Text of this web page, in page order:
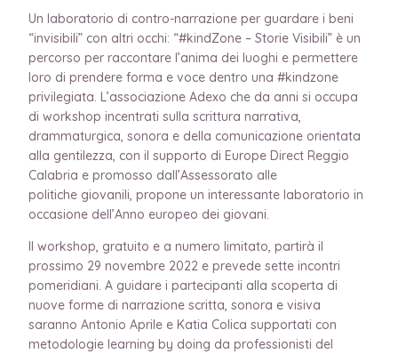
Un laboratorio di contro-narrazione per guardare i beni
“invisibili” con altri occhi: “#kindZone – Storie Visibili” è un
percorso per raccontare l’anima dei luoghi e permettere
loro di prendere forma e voce dentro una #kindzone
privilegiata. L’associazione Adexo che da anni si occupa
di workshop incentrati sulla scrittura narrativa,
drammaturgica, sonora e della comunicazione orientata
alla gentilezza, con il supporto di Europe Direct Reggio
Calabria e promosso dall’Assessorato alle
politiche giovanili, propone un interessante laboratorio in
occasione dell’Anno europeo dei giovani.
Il workshop, gratuito e a numero limitato, partirà il
prossimo 29 novembre 2022 e prevede sette incontri
pomeridiani. A guidare i partecipanti alla scoperta di
nuove forme di narrazione scritta, sonora e visiva
saranno Antonio Aprile e Katia Colica supportati con
metodologie learning by doing da professionisti del